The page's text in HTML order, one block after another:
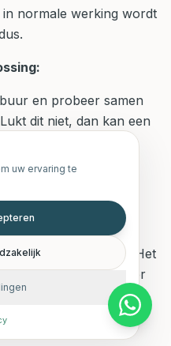
in normale werking wordt
en probeer samen
dit niet, dan kan een
ondersteuning
vereist een
benadering. Het
bij voorkeur zonder
procedure,
juridische stappen te
uw ervaring te